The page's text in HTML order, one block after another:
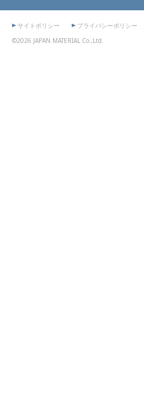
©2026 JAPAN MATERIAL Co.,Ltd.
サイトポリシー プライバシーポリシー